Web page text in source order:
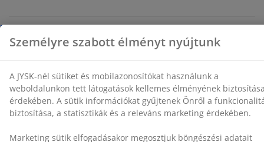
Részletes Adatok
Értékelések
(639)
„Módosítás” részben olvashat, és a hozzájárulását a
süti ikonra kattintva visszavonhatja. Az „Összes
elfogadása” gombra kattintva mindhárom célhoz
hozzájárul. Olvasson többet aszemélyes adatok
gyűjtéséről és feldolgozásáról, valamint asüti
szabályzatunkról.